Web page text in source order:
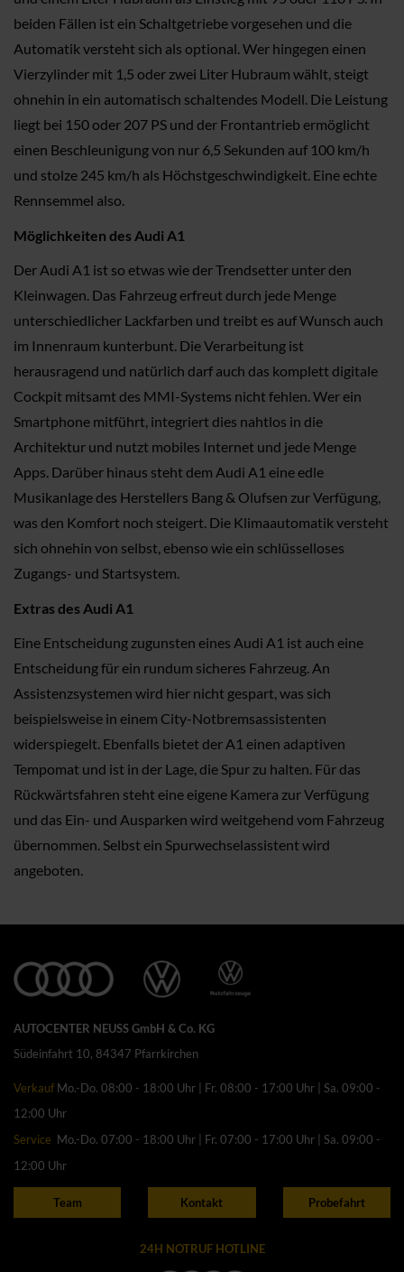
beiden Fällen ist ein Schaltgetriebe vorgesehen und die
Automatik versteht sich als optional. Wer hingegen einen
Vierzylinder mit 1,5 oder zwei Liter Hubraum wählt, steigt
ohnehin in ein automatisch schaltendes Modell. Die Leistung
liegt bei 150 oder 207 PS und der Frontantrieb ermöglicht
einen Beschleunigung von nur 6,5 Sekunden auf 100 km/h
und stolze 245 km/h als Höchstgeschwindigkeit. Eine echte
Rennsemmel also.
Möglichkeiten des Audi A1
Der Audi A1 ist so etwas wie der Trendsetter unter den
Kleinwagen. Das Fahrzeug erfreut durch jede Menge
unterschiedlicher Lackfarben und treibt es auf Wunsch auch
im Innenraum kunterbunt. Die Verarbeitung ist
herausragend und natürlich darf auch das komplett digitale
Cockpit mitsamt des MMI-Systems nicht fehlen. Wer ein
Smartphone mitführt, integriert dies nahtlos in die
Architektur und nutzt mobiles Internet und jede Menge
Apps. Darüber hinaus steht dem Audi A1 eine edle
Musikanlage des Herstellers Bang & Olufsen zur Verfügung,
was den Komfort noch steigert. Die Klimaautomatik versteht
sich ohnehin von selbst, ebenso wie ein schlüsselloses
Zugangs- und Startsystem.
Extras des Audi A1
Eine Entscheidung zugunsten eines Audi A1 ist auch eine
Entscheidung für ein rundum sicheres Fahrzeug. An
Assistenzsystemen wird hier nicht gespart, was sich
beispielsweise in einem City-Notbremsassistenten
widerspiegelt. Ebenfalls bietet der A1 einen adaptiven
Tempomat und ist in der Lage, die Spur zu halten. Für das
Rückwärtsfahren steht eine eigene Kamera zur Verfügung
und das Ein- und Ausparken wird weitgehend vom Fahrzeug
übernommen. Selbst ein Spurwechselassistent wird
angeboten.
AUTOCENTER NEUSS GmbH & Co. KG
Südeinfahrt 10, 84347 Pfarrkirchen
Verkauf Mo.-Do. 08:00 - 18:00 Uhr | Fr. 08:00 - 17:00 Uhr | Sa. 09:00 -
12:00 Uhr
Service Mo.-Do. 07:00 - 18:00 Uhr | Fr. 07:00 - 17:00 Uhr | Sa. 09:00 -
12:00 Uhr
Team Kontakt Probefahrt
24H NOTRUF HOTLINE